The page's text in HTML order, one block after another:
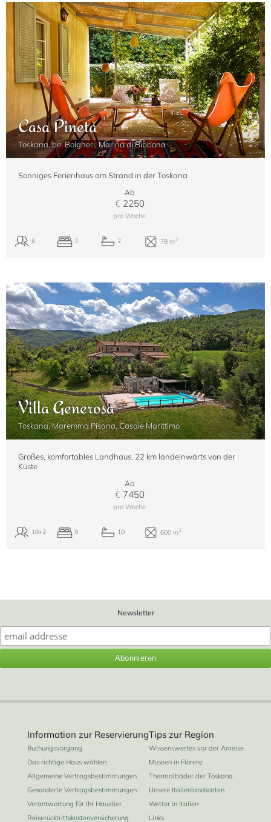
40 m
Casa Pineta
Toskana, bei Bolgheri, Marina di Bibbona
Sonniges Ferienhaus am Strand in der Toskana
Ab
€2250
pro Woche
Villa Generosa
Toskana, Maremma Pisana, Casale Marittimo
Großes, komfortables Landhaus, 22 km landeinwärts von der
Küste
Ab
€7450
pro Woche
Newsletter
Information zur Reservierung
Buchungsvorgang
Das richtige Haus wählen
Allgemeine Vertragsbestimmungen
Gesonderte Vertragsbestimmungen
Verantwortung für Ihr Haustier
Reiserücktrittskostenversicherung
Tips zur Region
Wissenswertes vor der Anreise
Museen in Florenz
Thermalbäder der Toskana
Unsere Italienlandkarten
Wetter in Italien
Links